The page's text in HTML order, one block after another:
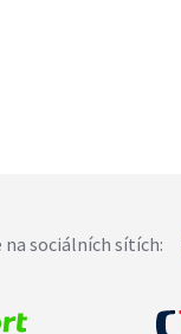
na sociálních sítích: